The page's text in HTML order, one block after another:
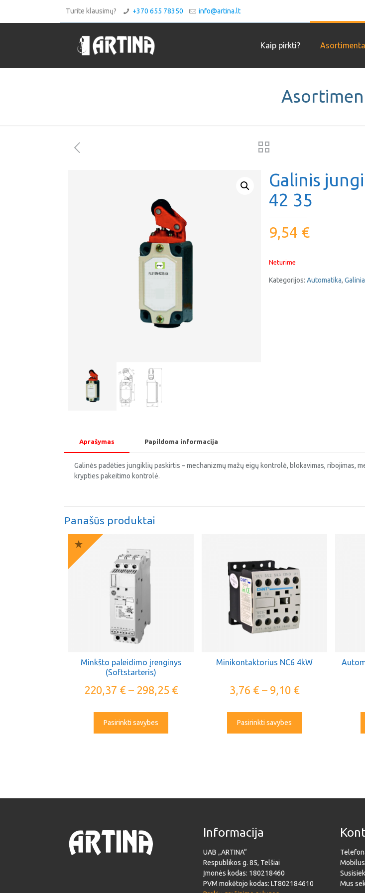
Turite klausimų? +370 655 78350 info@artina.lt
Kaip pirkti?
Galinis
42 35
9,54 €
Neturime
Kategorijos: Automatika,
Aprašymas Papildoma informacija
Galinės padėties jungiklių paskirtis – mechanizmų mažų eigų kontrolė, blokavimas, ribojimas,
krypties pakeitimo kontrolė.
Panašūs produktai
Minkšto paleidimo įrenginys
(Softstarteris)
220,37 €– 298,25 €
Pasirinkti savybes
Minikontaktorius NC6 4kW
3,76 €– 9,10 €
Pasirinkti savybes
Informacija
UAB „ARTINA“
Respublikos g. 85, Telšiai
Įmonės kodas: 180218460
PVM mokėtojo kodas: LT802184610
Mus